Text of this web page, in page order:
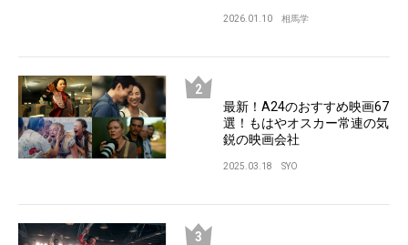
2026.01.10 相馬学
最新！A24のおすすめ映画67
選！もはやオスカー常連の気
鋭の映画会社
2025.03.18 SYO